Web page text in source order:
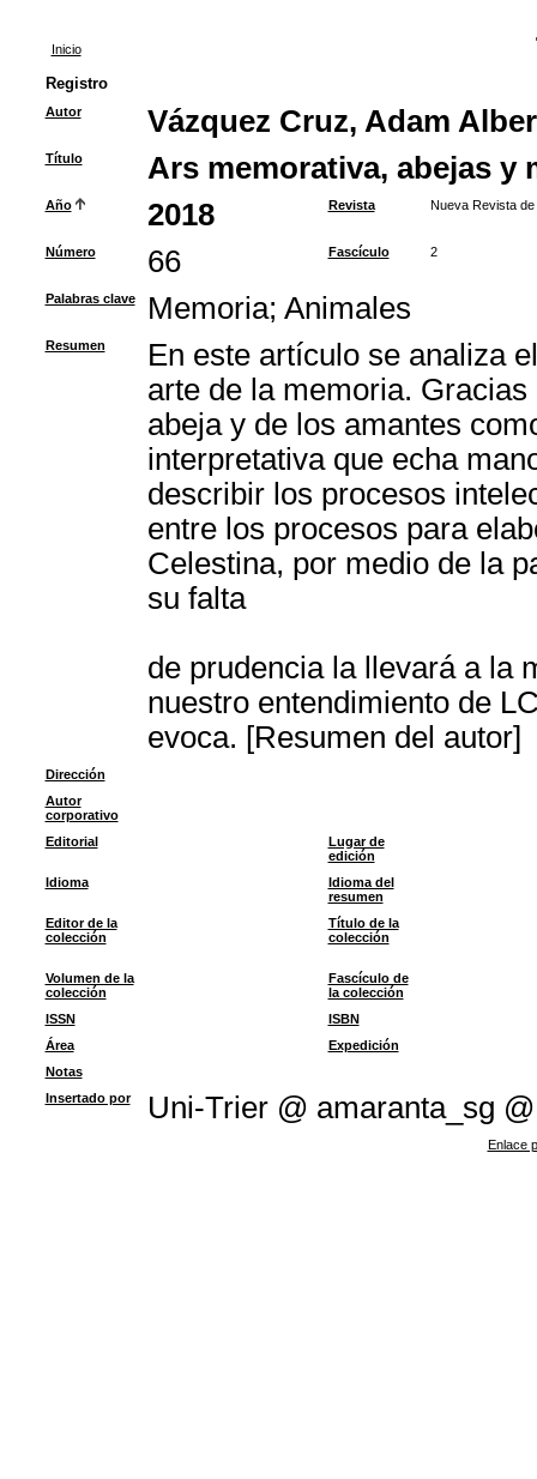
Inicio
Registro
Autor Vázquez Cruz, Adam
Título Ars memorativa, abejas y
Año 2018 Revista Nueva Revista
Número 66 Fascículo 2
Palabras clave Memoria; Animales
Resumen
En este artículo se analiza
arte de la memoria.
abeja y de los amantes
interpretativa que echa
describir los procesos
entre los procesos para
Celestina, por medio de la
su falta
de prudencia la llevará a la
nuestro entendimiento de
evoca. [Resumen del autor]
Dirección
Autor
corporativo
Editorial
Lugar de
edición
Idioma
Idioma del
resumen
Editor de la
colección
Título de la
colección
Volumen de la
colección
Fascículo de
la colección
ISSN
ISBN
Área
Expedición
Notas
Insertado por
Uni-Trier @ amaranta_sg @
Enlace